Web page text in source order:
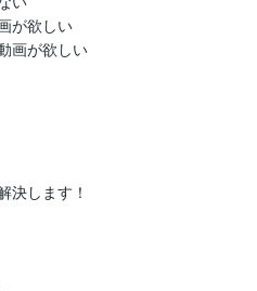
が欲しい
画が欲しい
決します！